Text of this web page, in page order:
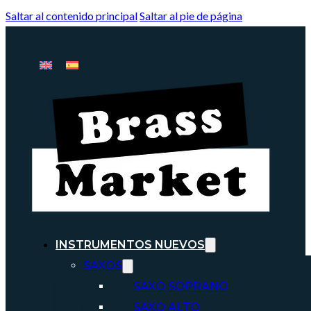
Saltar al contenido principalSaltar al pie de página
INSTRUMENTOS NUEVOS
SAXOS
SAXO SOPRANO
SAXO ALTO